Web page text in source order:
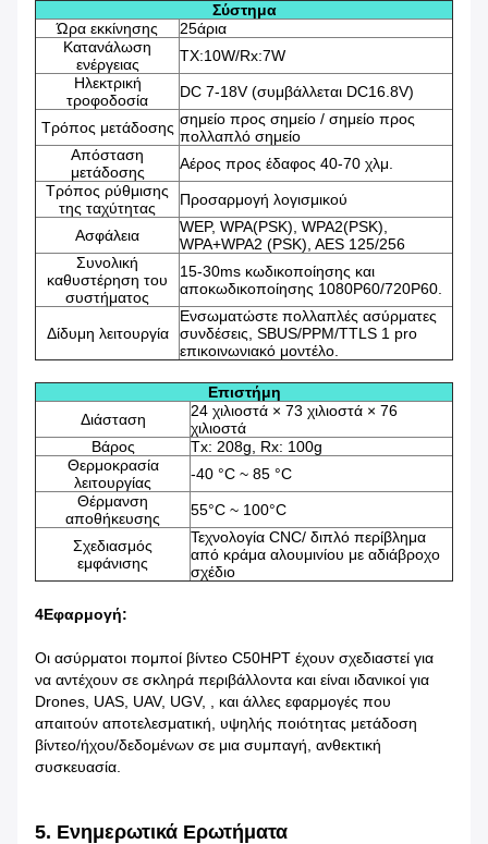
Σύστημα
Ώρα εκκίνησης
25άρια
Κατανάλωση
ενέργειας
TX:10W/Rx:7W
Ηλεκτρική
τροφοδοσία
DC 7-18V (συμβάλλεται DC16.8V)
Τρόπος μετάδοσης σημείο προς σημείο / σημείο προς
πολλαπλό σημείο
Απόσταση
μετάδοσης
Αέρος προς έδαφος 40-70 χλμ.
Τρόπος ρύθμισης
της ταχύτητας
Προσαρμογή λογισμικού
Ασφάλεια
WEP, WPA(PSK), WPA2(PSK),
WPA+WPA2 (PSK), AES 125/256
Συνολική
καθυστέρηση του
συστήματος
15-30ms κωδικοποίησης και
αποκωδικοποίησης 1080P60/720P60.
Δίδυμη λειτουργία
Ενσωματώστε πολλαπλές ασύρματες
συνδέσεις, SBUS/PPM/TTLS 1 pro
επικοινωνιακό μοντέλο.
Επιστήμη
Διάσταση
24 χιλιοστά × 73 χιλιοστά × 76
χιλιοστά
Βάρος
Tx: 208g, Rx: 100g
Θερμοκρασία
λειτουργίας
-40 °C ~ 85 °C
Θέρμανση
αποθήκευσης
55°C ~ 100°C
Σχεδιασμός
εμφάνισης
Τεχνολογία CNC/ διπλό περίβλημα
από κράμα αλουμινίου με αδιάβροχο
σχέδιο
4Εφαρμογή:
Οι ασύρματοι πομποί βίντεο C50HPT έχουν σχεδιαστεί για
να αντέχουν σε σκληρά περιβάλλοντα και είναι ιδανικοί για
Drones, UAS, UAV, UGV, , και άλλες εφαρμογές που
απαιτούν αποτελεσματική, υψηλής ποιότητας μετάδοση
βίντεο/ήχου/δεδομένων σε μια συμπαγή, ανθεκτική
συσκευασία.
5. Ενημερωτικά Ερωτήματα